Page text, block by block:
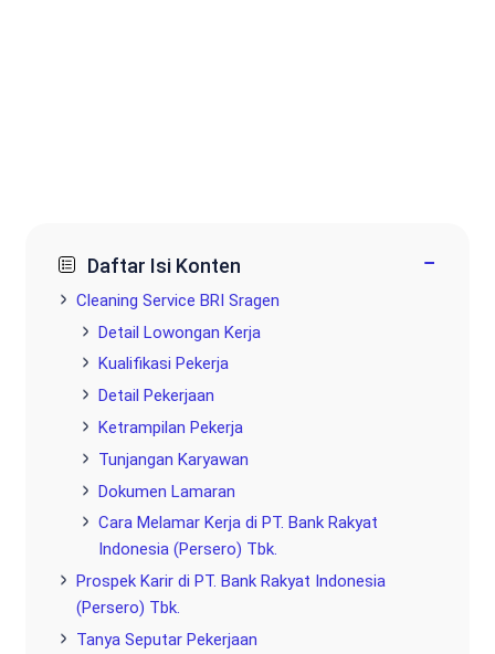
Daftar Isi Konten −
Cleaning Service BRI Sragen
Detail Lowongan Kerja
Kualifikasi Pekerja
Detail Pekerjaan
Ketrampilan Pekerja
Tunjangan Karyawan
Dokumen Lamaran
Cara Melamar Kerja di PT. Bank Rakyat
Indonesia (Persero) Tbk.
Prospek Karir di PT. Bank Rakyat Indonesia
(Persero) Tbk.
Tanya Seputar Pekerjaan